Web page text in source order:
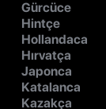
Gürcüce
Hintçe
Hollandaca
Hırvatça
Japonca
Katalanca
Kazakça